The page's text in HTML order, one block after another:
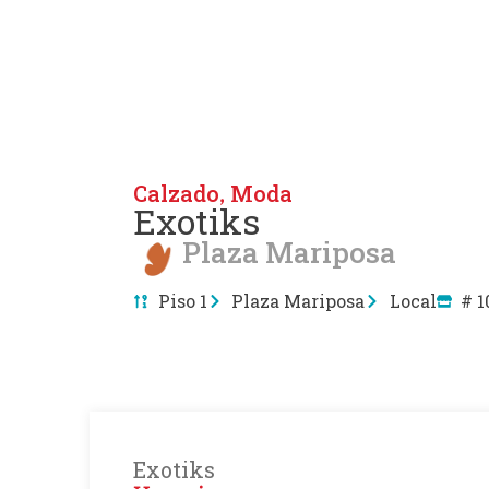
Calzado, Moda
Exotiks
Plaza Mariposa
Piso 1 Plaza Mariposa Local #
Exotiks